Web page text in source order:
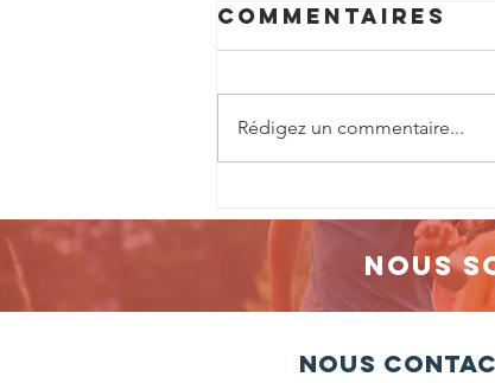
spectateurs
pour une
soirée riche
émotions à
l'église
Commentaires
Rédigez un commentaire...
Nous
Nous